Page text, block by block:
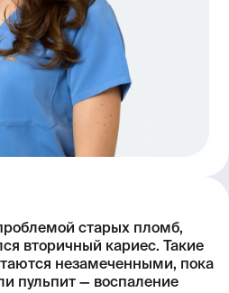
старых пломб,
вторичный кариес. Такие
незамеченными, пока
пульпит — воспаление